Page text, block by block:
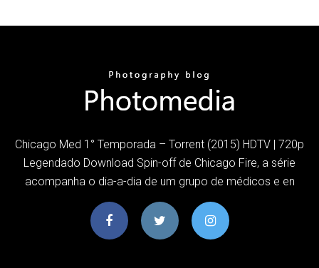
Chicago Med 1° Temporada – Torrent (2015) HDTV | 720p
Legendado Download Spin-off de Chicago Fire, a série
acompanha o dia-a-dia de um grupo de médicos e en